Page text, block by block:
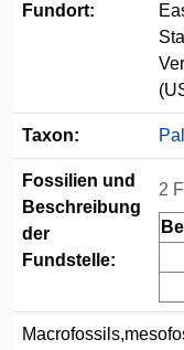
Fundort:
Taxon:
Fossilien und
Beschreibung
der
Fundstelle:
2